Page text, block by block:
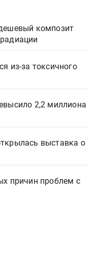
композит
из-за токсичного
2,2 миллиона
выставка о
причин проблем с